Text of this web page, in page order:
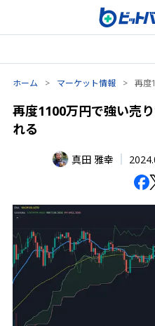
ホーム > マーケット情報 > 再度
再度1100万円で強い売
れる
真田 雅幸